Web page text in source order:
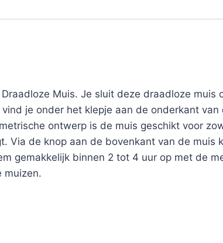
Muis. Je sluit deze draadloze muis
je onder het klepje aan de onderkant
ontwerp is de muis geschikt voor
Via de knop aan de bovenkant van de muis
gemakkelijk binnen 2 tot 4 uur op met de
muizen.